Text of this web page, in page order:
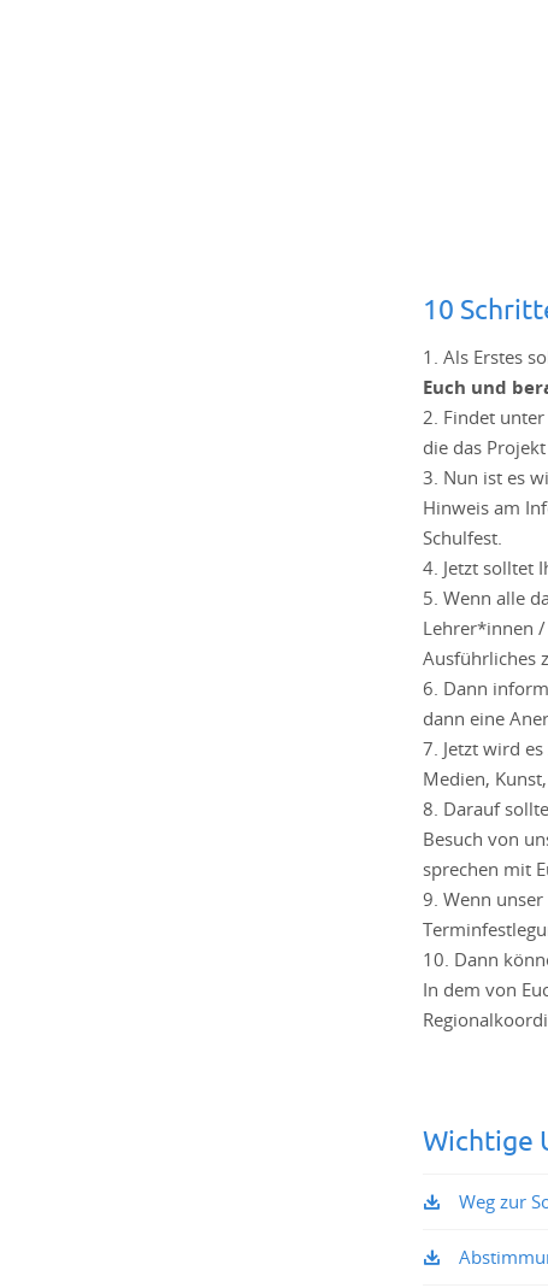
10
1. Als Erstes
Euch und
2. Findet
die das
3. Nun ist es
Hinweis am
Schulfest.
4. Jetzt solltet
5. Wenn alle
Lehrer*innen
Ausführliches
6. Dann
dann eine
7. Jetzt wird
Medien,
8. Darauf
Besuch von
sprechen mit
9. Wenn
10. Dann
In dem von
Wichtige
Weg zur